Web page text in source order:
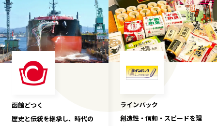
函館どつく
歴史と伝統を継承し、時代の
ラインパック
創造性・信頼・スピードを理